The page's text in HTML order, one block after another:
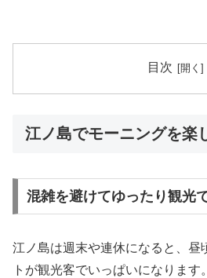
目次
江ノ島でモーニングを楽
混雑を避けてゆったり観光
江ノ島は週末や連休になると、昼
トが観光客でいっぱいになります